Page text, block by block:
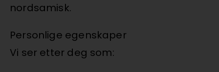
nordsamisk.
Personlige egenskaper
Vi ser etter deg som: